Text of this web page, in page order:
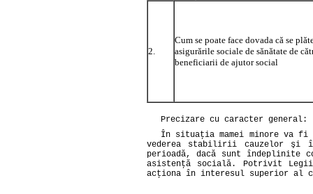
2.
Cum se poate face dovada că se
asigurările sociale de sănătate de
beneficiarii de ajutor social
Precizare cu caracter general:
În situaţia mamei minore va
vederea stabilirii cauzelor şi
perioadă, dacă sunt îndeplinite
asistenţă socială. Potrivit
acţiona în interesul superior al